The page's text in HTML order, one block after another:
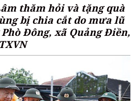
thăm hỏi và tặng quà
bị chia cắt do mưa lũ
Đông, xã Quảng Điền,